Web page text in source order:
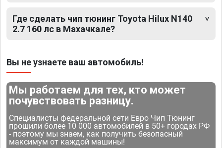
Где сделать чип тюнинг Toyota Hilux N140
2.7 160 лс в Махачкале?
Вы не узнаете ваш автомобиль!
Мы работаем для тех, кто может
почувствовать разницу.
Специалисты федеральной сети Евро Чип Тюнинг
прошили более 10 000 автомобилей в 50+ городах РФ
- поэтому мы знаем, как получить безопасный
максимум от каждой машины!